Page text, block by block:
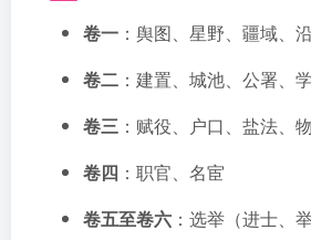
卷一 ：舆图、星野、疆域、
卷二 ：建置、城池、公署、
卷三 ：赋役、户口、盐法、
卷四 ：职官、名宦
卷五至卷六 ：选举（进士、